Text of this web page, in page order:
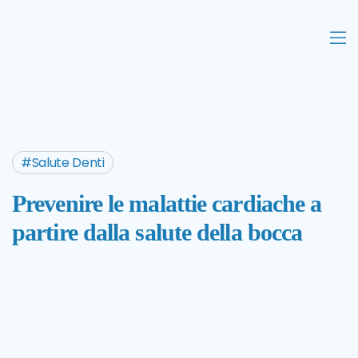
Salute Denti
Prevenire le malattie cardiache a
partire dalla salute della bocca